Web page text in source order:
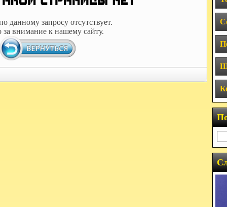
данному запросу отсутствует.
за внимание к нашему сайту.